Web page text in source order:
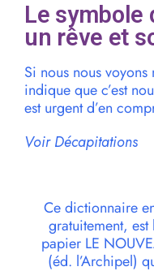
Le symbole
un rêve et
Si nous nous
indique que c’est
est urgent d’en
Voir Décapitations
Ce dictionnaire
gratuitement,
papier LE
(éd. l’Archipel)